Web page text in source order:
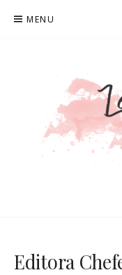
para
MENU
Editora